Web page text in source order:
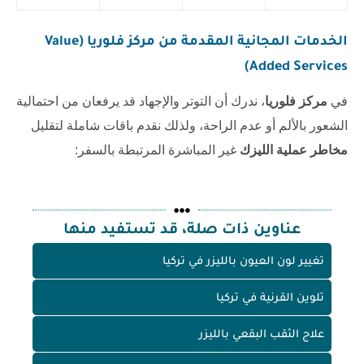
الخدمات المجانية المقدمة من مركز فلوريا (Value
Added Services)
في مركز فلوريا، ندرك أن التوتر والإجهاد قد يرفعان من احتمالية
الشعور بالألم أو عدم الراحة، ولذلك نقدم باقات شاملة لتقليل
مخاطر عملية الليزك غير المباشرة المرتبطة بالسفر:
عناوين ذات صلة، قد تستفيد منها
تغيير لون العيون بالليزر في تركيا
تلوين القرنية في تركيا
علاج الثقب البقعي بالليزر